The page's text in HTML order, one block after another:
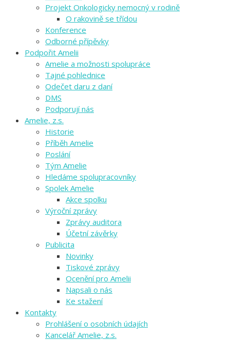
Projekt Onkologicky nemocný v rodině
O rakovině se třídou
Konference
Odborné přípěvky
Podpořit Amelii
Amelie a možnosti spolupráce
Tajné pohlednice
Odečet daru z daní
DMS
Podporují nás
Amelie, z.s.
Historie
Příběh Amelie
Poslání
Tým Amelie
Hledáme spolupracovníky
Spolek Amelie
Akce spolku
Výroční zprávy
Zprávy auditora
Účetní závěrky
Publicita
Novinky
Tiskové zprávy
Ocenění pro Amelii
Napsali o nás
Ke stažení
Kontakty
Prohlášení o osobních údajích
Kancelář Amelie, z.s.